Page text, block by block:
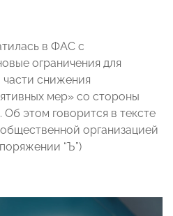
в ФАС с
ограничения для
снижения
мер» со стороны
этом говорится в тексте
организацией
“Ъ”)